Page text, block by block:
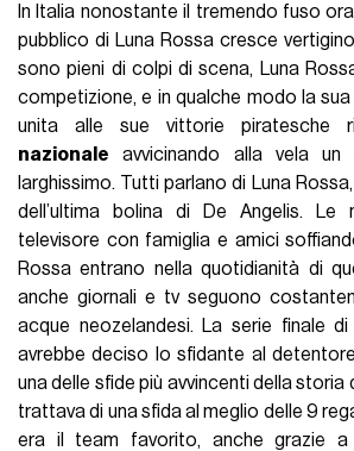
In Italia nonostante il tremendo fuso
pubblico di Luna Rossa cresce
sono pieni di colpi di scena, Luna
competizione, e in qualche modo la
unita alle sue vittorie piratesche
nazionale avvicinando alla vela un
larghissimo. Tutti parlano di Luna
dell’ultima bolina di De Angelis. Le
televisore con famiglia e amici
Rossa entrano nella quotidianità di
anche giornali e tv seguono
acque neozelandesi. La serie finale
avrebbe deciso lo sfidante al
una delle sfide più avvincenti della storia
trattava di una sfida al meglio delle 9
era il team favorito, anche grazie a